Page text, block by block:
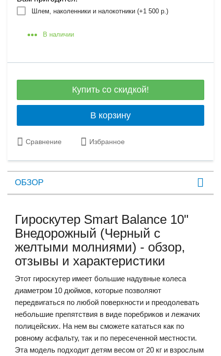
Шлем, наколенники и налокотники (+1 500 р.)
В наличии
Купить со скидкой!
В корзину
Сравнение Избранное
ОБЗОР
Гироскутер Smart Balance 10"
Внедорожный (Черный с
желтыми молниями) - обзор,
отзывы и характеристики
Этот гироскутер имеет большие надувные колеса
диаметром 10 дюймов, которые позволяют
передвигаться по любой поверхности и преодолевать
небольшие препятствия в виде поребриков и лежачих
полицейских. На нем вы сможете кататься как по
ровному асфальту, так и по пересеченной местности.
Эта модель подходит детям весом от 20 кг и взрослым